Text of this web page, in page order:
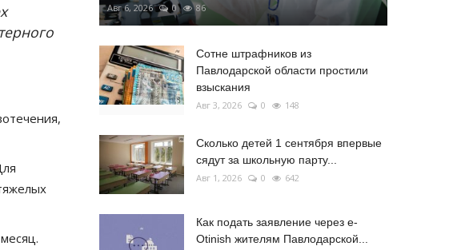
Авг 6, 2026 0 86
Сотне штрафников из
Павлодарской области простили
взыскания
Авг 3, 2026 0 148
Сколько детей 1 сентября впервые
сядут за школьную парту...
Авг 1, 2026 0 642
Как подать заявление через e-
Otinish жителям Павлодарской...